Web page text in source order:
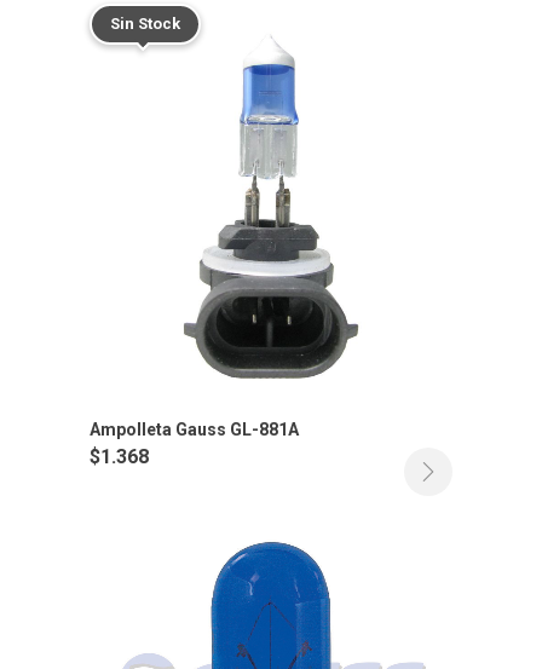
Sin Stock
Ampolleta Gauss GL-881A
$1.368